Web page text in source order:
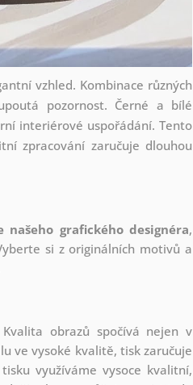
vzhled. Kombinace různých
pozornost. Černé a bílé
interiérové uspořádání. Tento
zpracování zaručuje dlouhou
grafického designéra,
si z originálních motivů a
obrazů spočívá nejen v
ve vysoké kvalitě, tisk zaručuje
využíváme vysoce kvalitní,